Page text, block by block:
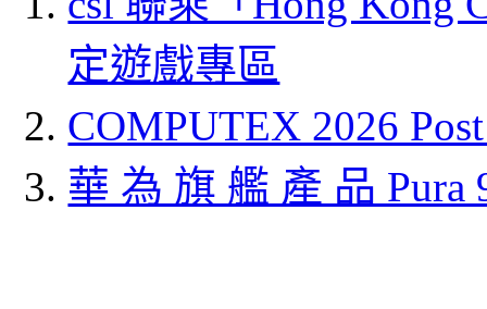
定遊戲專區
COMPUTEX 2026
華 為 旗 艦 產 品 Pura